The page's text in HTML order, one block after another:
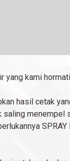
yang kami
hasil cetak